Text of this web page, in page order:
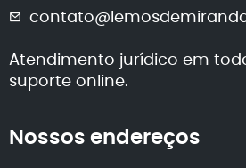
Atendimento jurídico em
suporte online.
Nossos endereços